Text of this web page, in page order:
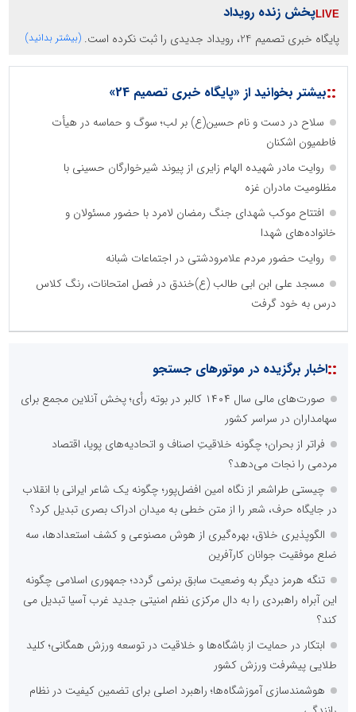
پخش زنده رویداد
پایگاه خبری تصمیم 24، رویداد جدیدی را ثبت نکرده است. (بیشتر بدانید)
::بیشتر بخوانید از «پایگاه خبری تصمیم 24»
سلاح در دست و نام حسین(ع) بر لب؛ سوگ و حماسه در هیأت
فاطمیون اشکنان
روایت مادر شهیده الهام زایری از پیوند شیرخوارگان حسینی با
مظلومیت مادران غزه
افتتاح موکب شهدای جنگ رمضان لامرد با حضور مسئولان و
خانواده‌های شهدا
روایت حضور مردم علامرودشتی در اجتماعات شبانه
مسجد علی ابن ابی طالب (ع)خندق در فصل امتحانات، رنگ کلاس
درس به خود گرفت
::اخبار برگزیده در موتورهای جستجو
صورت‌های مالی سال ۱۴۰۴ کالبر در بوته رأی؛ پخش آنلاین مجمع برای
سهامداران در سراسر کشور
فراتر از بحران؛ چگونه خلاقیتِ اصناف و اتحادیه‌های پویا، اقتصاد
مردمی را نجات می‌دهد؟
چیستی طراشعر از نگاه امین افضل‌پور؛ چگونه یک شاعر ایرانی با انقلاب
در جایگاه حرف، شعر را از متن خطی به میدان ادراک بصری تبدیل کرد؟
الگوپذیری خلاق، بهره‌گیری از هوش مصنوعی و کشف استعدادها، سه
ضلع موفقیت جوانان کارآفرین
تنگه هرمز دیگر به وضعیت سابق برنمی گردد؛ جمهوری اسلامی چگونه
این آبراه راهبردی را به دال مرکزی نظم امنیتی جدید غرب آسیا تبدیل می
کند؟
ابتکار در حمایت از باشگاه‌ها و خلاقیت در توسعه ورزش همگانی؛ کلید
طلایی پیشرفت ورزش کشور
هوشمندسازی آموزشگاه‌ها؛ راهبرد اصلی برای تضمین کیفیت در نظام